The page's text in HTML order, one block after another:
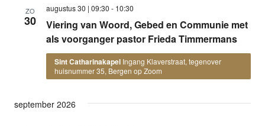
ZO
30
Viering van Woord, Gebed en Communie met
als voorganger pastor Frieda Timmermans
augustus 30 | 09:30 - 10:30
Sint Catharinakapel Ingang Klaverstraat, tegenover
huisnummer 35, Bergen op Zoom
september 2026